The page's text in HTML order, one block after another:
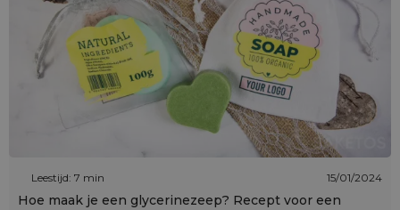
Leestijd: 7 min 15/01/2024
Hoe maak je een glycerinezeep? Recept voor een